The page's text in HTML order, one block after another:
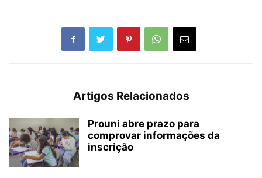
Artigos Relacionados
Prouni abre prazo para
comprovar informações da
inscrição